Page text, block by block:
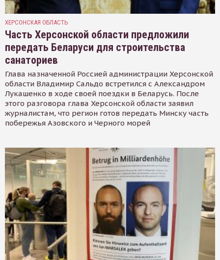
ХЕРСОНСКАЯ ОБЛАСТЬ
Часть Херсонской области предложили
передать Беларуси для строительства
санаториев
Глава назначенной Россией администрации Херсонской
области Владимир Сальдо встретился с Александром
Лукашенко в ходе своей поездки в Беларусь. После
этого разговора глава Херсонской области заявил
журналистам, что регион готов передать Минску часть
побережья Азовского и Черного морей